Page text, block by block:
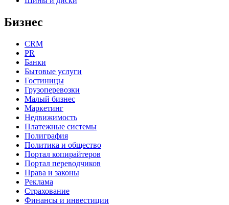
Бизнес
CRM
PR
Банки
Бытовые услуги
Гостиницы
Грузоперевозки
Малый бизнес
Маркетинг
Недвижимость
Платежные системы
Полиграфия
Политика и общество
Портал копирайтеров
Портал переводчиков
Права и законы
Реклама
Страхование
Финансы и инвестиции